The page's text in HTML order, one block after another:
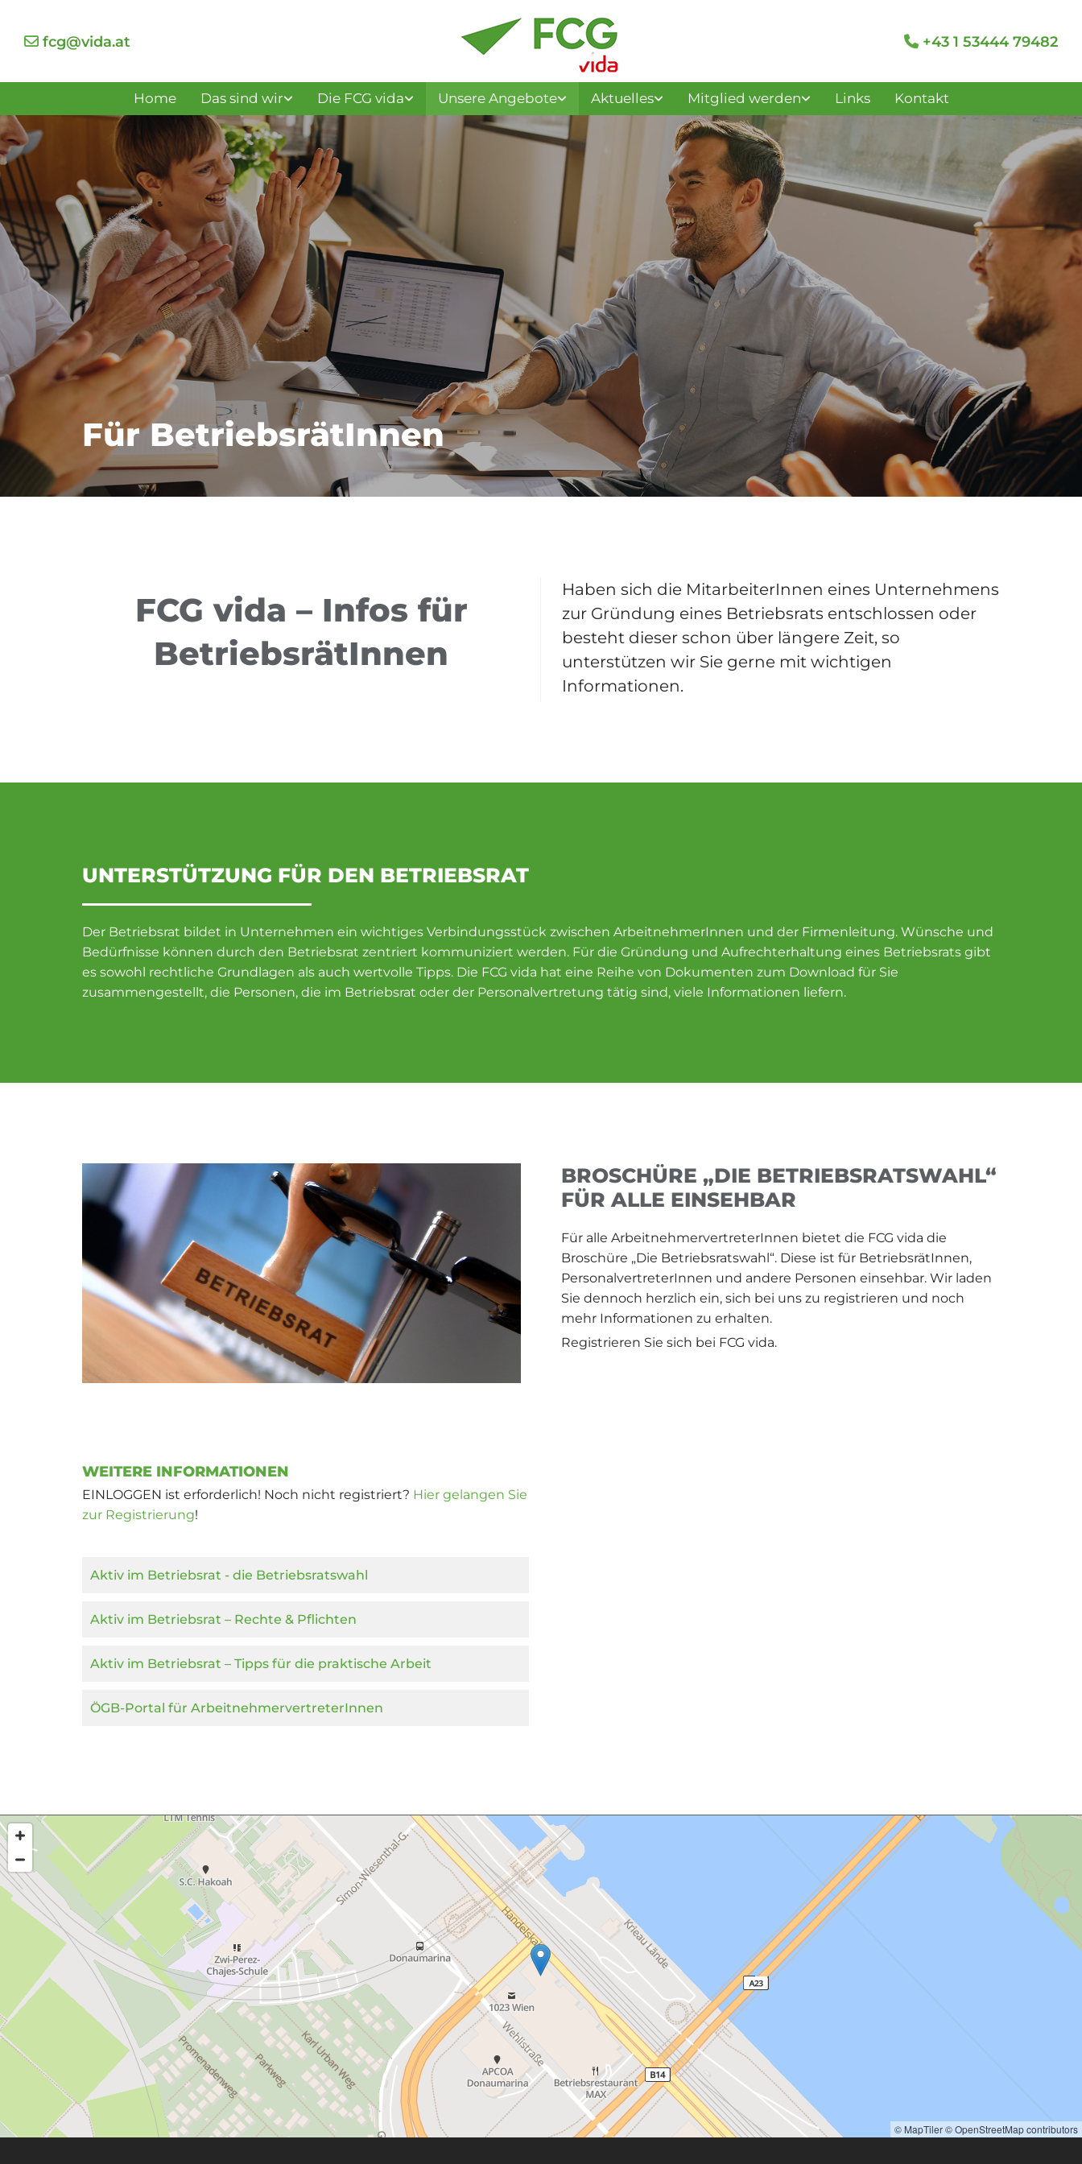
 fcg@vida.at  +43 1 53444 79482
Home Das sind wir Die FCG vida Unsere Angebote Aktuelles Mitglied werden Links Kontakt
Für BetriebsrätInnen
FCG vida – Infos für
BetriebsrätInnen
Haben sich die MitarbeiterInnen eines Unternehmens
zur Gründung eines Betriebsrats entschlossen oder
besteht dieser schon über längere Zeit, so
unterstützen wir Sie gerne mit wichtigen
Informationen.
UNTERSTÜTZUNG FÜR DEN BETRIEBSRAT
Der Betriebsrat bildet in Unternehmen ein wichtiges Verbindungsstück zwischen ArbeitnehmerInnen und der Firmenleitung. Wünsche und
Bedürfnisse können durch den Betriebsrat zentriert kommuniziert werden. Für die Gründung und Aufrechterhaltung eines Betriebsrats gibt
es sowohl rechtliche Grundlagen als auch wertvolle Tipps. Die FCG vida hat eine Reihe von Dokumenten zum Download für Sie
zusammengestellt, die Personen, die im Betriebsrat oder der Personalvertretung tätig sind, viele Informationen liefern.
BROSCHÜRE „DIE BETRIEBSRATSWAHL“
FÜR ALLE EINSEHBAR
Für alle ArbeitnehmervertreterInnen bietet die FCG vida die
Broschüre „Die Betriebsratswahl“. Diese ist für BetriebsrätInnen,
PersonalvertreterInnen und andere Personen einsehbar. Wir laden
Sie dennoch herzlich ein, sich bei uns zu registrieren und noch
mehr Informationen zu erhalten.
Registrieren Sie sich bei FCG vida.
WEITERE INFORMATIONEN
EINLOGGEN ist erforderlich! Noch nicht registriert? Hier gelangen Sie
zur Registrierung!
Aktiv im Betriebsrat - die Betriebsratswahl
Aktiv im Betriebsrat – Rechte & Pflichten
Aktiv im Betriebsrat – Tipps für die praktische Arbeit
ÖGB-Portal für ArbeitnehmervertreterInnen
© MapTiler© OpenStreetMap contributors